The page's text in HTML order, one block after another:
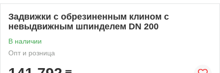
Задвижки с обрезиненным клином с
невыдвижным шпинделем DN 200
В наличии
Опт и розница